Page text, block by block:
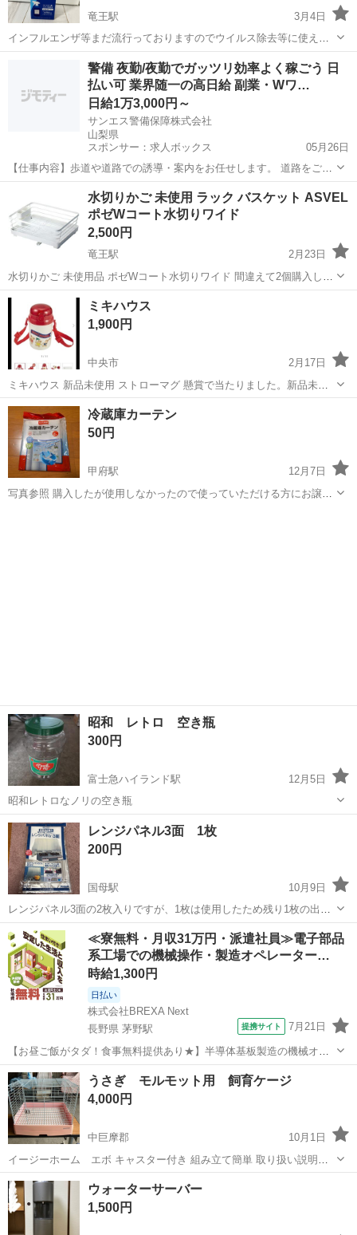
竜王駅
3月4日
インフルエンザ等まだ流行っておりますのでウイルス除去等に使えま
す。 新品未使用です。
南アルプス市 竜王駅 家庭用品 次亜塩素酸水
警備 夜勤/夜勤でガッツリ効率よく稼ごう 日
払い可 業界随一の高日給 副業・Wワ…
日給1万3,000円～
サンエス警備保障株式会社
山梨県
スポンサー：求人ボックス
05月26日
【仕事内容】歩道や道路での誘導・案内をお任せします。 道路をご利
用される車両や歩行者の方が安全に安心して通行するために適切に誘
導してください。 勤務地へは直行直帰OKです! <未経験でも安心!!> 丁
寧な研修20hで基本的な知識を...
アルバイト・パート
水切りかご 未使用 ラック バスケット ASVEL
ポゼWコート水切りワイド
2,500円
竜王駅
2月23日
水切りかご 未使用品 ポゼWコート水切りワイド 間違えて2個購入して
しまいました。 梱包されたままの状態です。 参考価格3310円 サイズ
幅30.4（31.2）×奥行38.8（40.1）×高さ14.6cm...
甲斐市 竜王駅
ミキハウス
1,900円
中央市
2月17日
ミキハウス 新品未使用 ストローマグ 懸賞で当たりました。新品未使
用です。 定価2400円
山梨 中央市 家庭用品
冷蔵庫カーテン
50円
甲府駅
12月7日
写真参照 購入したが使用しなかったので使っていただける方にお譲り
昭和 レトロ 空き瓶
300円
富士急ハイランド駅
12月5日
昭和レトロなノリの空き瓶
山梨 南都留郡 富士急ハイランド駅
レンジパネル3面 1枚
200円
国母駅
10月9日
レンジパネル3面の2枚入りですが、1枚は使用したため残り1枚の出品
です。 1枚目を使ったときに、付属の磁石も使ってしまったため、磁
石はついておりません。 パネルのみですのでご了承ください。 ノーク
レームノーリターンでお願い...
山梨 甲府市 国母駅 家庭用品 レンジ
≪寮無料・月収31万円・派遣社員≫電子部品
系工場での機械操作・製造オペレーター…
時給1,300円
日払い
株式会社BREXA Next
長野県 茅野駅
提携サイト 7月21日
【お昼ご飯がタダ！食事無料提供あり★】半導体基板製造の機械オペ
レーターや検査作業！未経験活躍中★カップル＆友達同士の応募OK！
赴任旅費会社負担★嬉しい無料送迎◎正社員登用制度あり！マイカー
通勤OK！無料駐車場完備！《長野県茅...
長野 茅野市 茅野駅
うさぎ モルモット用 飼育ケージ
4,000円
中巨摩郡
10月1日
イージーホーム エボ キャスター付き 組み立て簡単 取り扱い説明書
あり サイズ 幅約62×奥行き約50×高さ約55㎝ キャスター含む 展示品の
為 色あせあります。 実際に見てから決めて頂いて構いません お持ち
帰り頂いた後の...
山梨 中巨摩郡 家庭用品
ウォーターサーバー
1,500円